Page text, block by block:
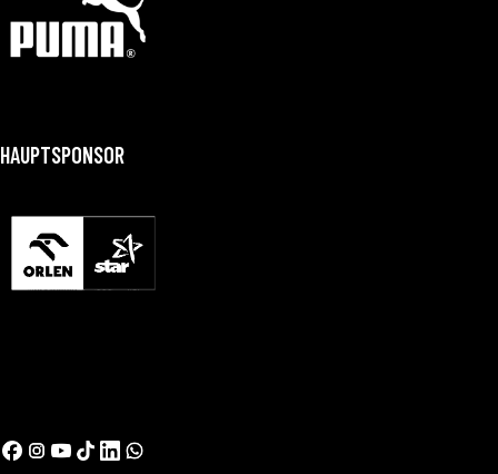
HAUPTSPONSOR